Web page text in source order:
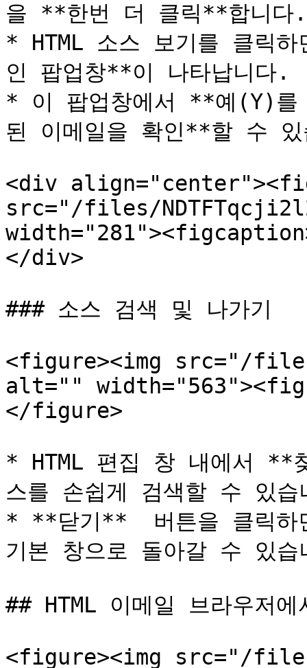
을 **한번 더 클릭**합니다.
* HTML 소스 보기를 클릭
인 팝업창**이 나타납니다.
* 이 팝업창에서 **예(Y)를
된 이메일을 확인**할 수 있
<div
src="/files/
</div>
### 소스 검색 및 나가기
<figure><img src="/files/
alt=""
</figure>
* HTML 편집 창 내에서 **
스를 손쉽게 검색할 수 있습
* **닫기**  버튼을 클릭하
기본 창으로 돌아갈 수 있습
## HTML 이메일 브라우저에
<figure><img src="/files/